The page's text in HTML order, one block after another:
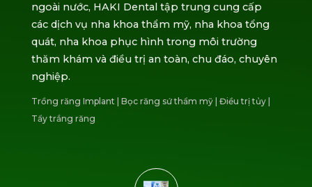
ngoài nước, HAKI Dental tập trung cung cấp
các dịch vụ nha khoa thẩm mỹ, nha khoa tổng
quát, nha khoa phục hình trong môi trường
thăm khám và điều trị an toàn, chu đáo, chuyên
nghiệp.
Trồng răng Implant Bọc răng sứ thẩm mỹ Điều trị tủy
Tẩy trắng răng